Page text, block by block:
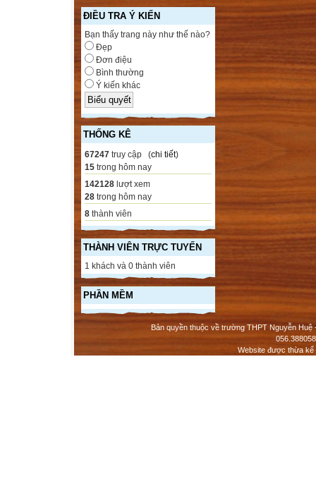
ĐIỀU TRA Ý KIẾN
Bạn thấy trang này như thế nào?
Đẹp
Đơn điệu
Bình thường
Ý kiến khác
THỐNG KÊ
67247 truy cập (chi tiết)
15 trong hôm nay
142128 lượt xem
28 trong hôm nay
8 thành viên
THÀNH VIÊN TRỰC TUYẾN
1 khách và 0 thành viên
PHẦN MỀM
Bản quyền thuộc về trường THPT Nguyễn
Website được thừa